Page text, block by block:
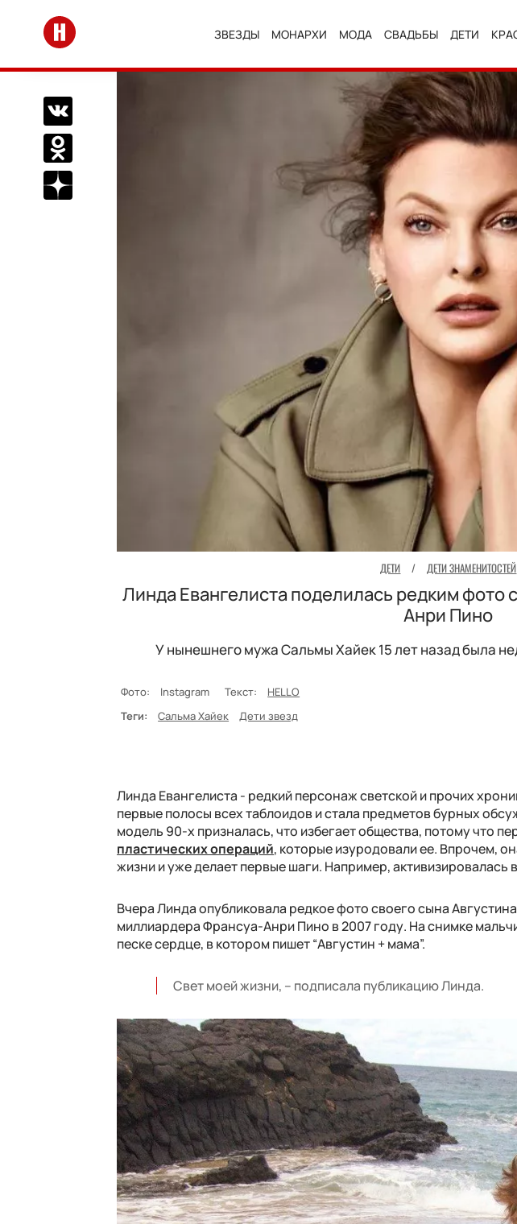
Перейти на главную
ЗВЕЗДЫ МОНАРХИ МОДА СВАДЬБЫ ДЕТИ
Поделиться Вконтакте
Поделиться в Одноклассниках
Подписаться на нас в Дзен
ДЕТИ / ДЕТИ ЗНАМЕНИТОСТЕЙ
Линда Евангелиста поделилась редким фото
Анри Пино
У нынешнего мужа Сальмы Хайек 15 лет назад была
Фото: Instagram Текст: HELLO
Теги:
Сальма Хайек Дети звезд
Линда Евангелиста - редкий персонаж светской и прочих
первые полосы всех таблоидов и стала предметов бурных
модель 90-х призналась, что избегает общества, потому что
пластических операций, которые изуродовали ее. Впрочем,
жизни и уже делает первые шаги. Например, активизировалась
Вчера Линда опубликовала редкое фото своего сына
миллиардера Франсуа-Анри Пино в 2007 году. На снимке
песке сердце, в котором пишет “Августин + мама”.
Свет моей жизни, – подписала публикацию Линда.